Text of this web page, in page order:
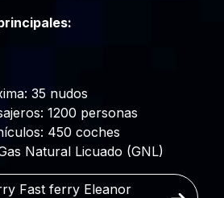
35 nudos
1200 personas
450 coches
Natural Licuado (GNL)
Fast ferry Eleanor